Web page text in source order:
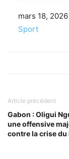
Date
mars 18, 2026
Par rapport à
Sport
Article précédent
Gabon : Oligui
une offensive
contre la crise